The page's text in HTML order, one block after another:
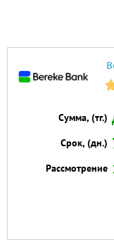
Сумма, (тг.)
Срок, (дн.)
Рассмотрение